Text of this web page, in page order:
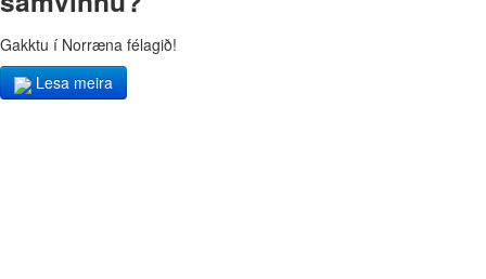
Gakktu í Norræna félagið!
Lesa meira